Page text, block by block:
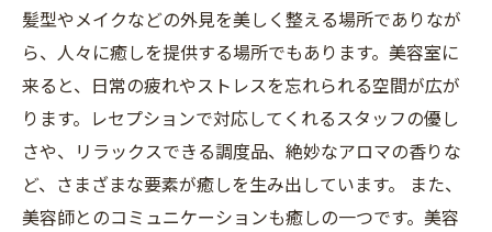
髪型やメイクなどの外見を美しく整える場所でありなが
ら、人々に癒しを提供する場所でもあります。美容室に
来ると、日常の疲れやストレスを忘れられる空間が広が
ります。レセプションで対応してくれるスタッフの優し
さや、リラックスできる調度品、絶妙なアロマの香りな
ど、さまざまな要素が癒しを生み出しています。 また、
美容師とのコミュニケーションも癒しの一つです。美容